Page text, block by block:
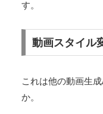
す。
動画スタイル
これは他の動画生
か。